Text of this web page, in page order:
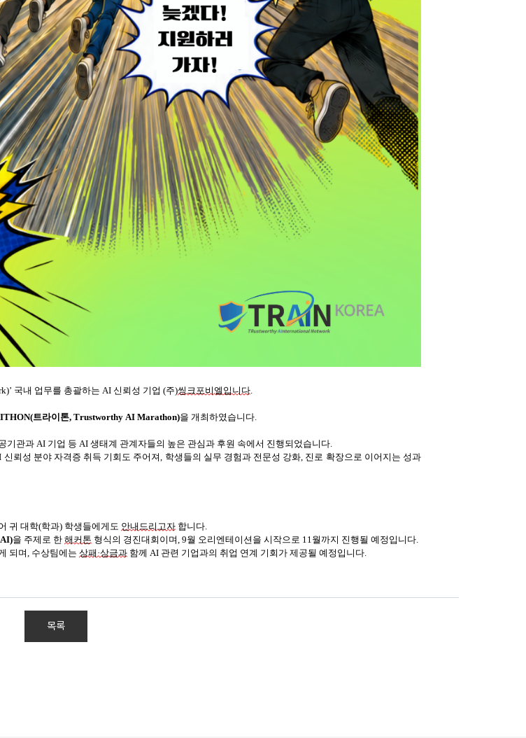
)’ 국내 업무를 총괄하는 AI 신뢰성 기업 (주)씽크포비엘입니다
트라이톤, Trustworthy AI Marathon)을 개최하였습니다.
관과 AI 기업 등 AI 생태계 관계자들의 높은 관심과 후원 속에서 진행되었습니다.
뢰성 분야 자격증 취득 기회도 주어져, 학생들의 실무 경험과 전문성 강화, 진로 확장으로 이어지는 성과
귀 대학(학과) 학생들에게도 안내드리고자 합니다.
을 주제로 한 해커톤 형식의 경진대회이며, 9월 오리엔테이션을 시작으로 11월까지 진행될 예정입니다.
되며, 수상팀에는 상패·상금과 함께 AI 관련 기업과의 취업 연계 기회가 제공될 예정입니다.
목록